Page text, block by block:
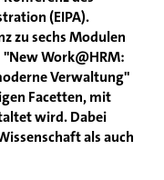
(EIPA).
zu sechs Modulen
Work@HRM:
Verwaltung"
Facetten, mit
wird. Dabei
als auch